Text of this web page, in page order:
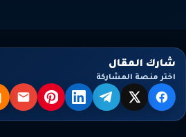
شارك المقال
اختر منصة المشاركة
فيسبوك
X تيليجراملينكدإنبنترستالبريد